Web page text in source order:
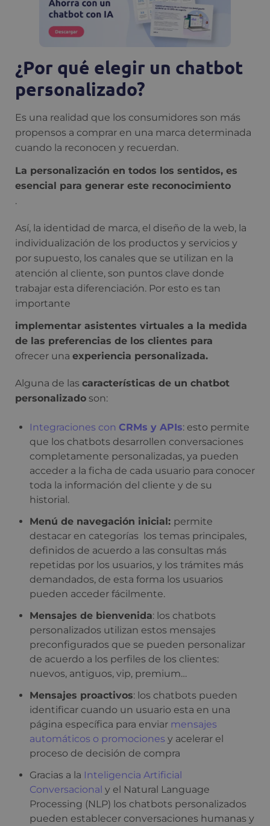
¿Por qué elegir un chatbot
personalizado?
Es una realidad que los consumidores son más
propensos a comprar en una marca determinada
cuando la reconocen y recuerdan.
La personalización en todos los sentidos, es
esencial para generar este reconocimiento
.
Así, la identidad de marca, el diseño de la web, la
individualización de los productos y servicios y
por supuesto, los canales que se utilizan en la
atención al cliente, son puntos clave donde
trabajar esta diferenciación. Por esto es tan
importante
implementar asistentes virtuales a la medida
de las preferencias de los clientes para
ofrecer una experiencia personalizada.
Alguna de las características de un chatbot
personalizado son:
Integraciones con CRMs y APIs: esto permite
que los chatbots desarrollen conversaciones
completamente personalizadas, ya pueden
acceder a la ficha de cada usuario para conocer
toda la información del cliente y de su
historial.
Menú de navegación inicial: permite
destacar en categorías los temas principales,
definidos de acuerdo a las consultas más
repetidas por los usuarios, y los trámites más
demandados, de esta forma los usuarios
pueden acceder fácilmente.
Mensajes de bienvenida: los chatbots
personalizados utilizan estos mensajes
preconfigurados que se pueden personalizar
de acuerdo a los perfiles de los clientes:
nuevos, antiguos, vip, premium…
Mensajes proactivos: los chatbots pueden
identificar cuando un usuario esta en una
página específica para enviar mensajes
automáticos o promociones y acelerar el
proceso de decisión de compra
Gracias a la Inteligencia Artificial
Conversacional y el Natural Language
Processing (NLP) los chatbots personalizados
pueden establecer conversaciones humanas y